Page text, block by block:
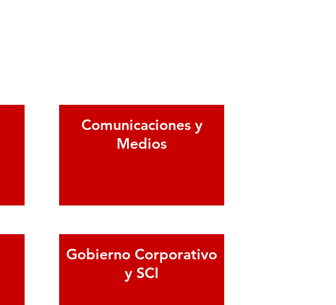
Comunicaciones y
Medios
Gobierno Corporativo
y SCI